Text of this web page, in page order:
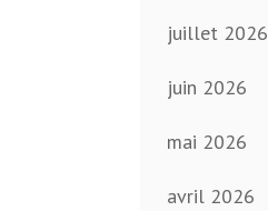
juillet 2026
juin 2026
mai 2026
avril 2026